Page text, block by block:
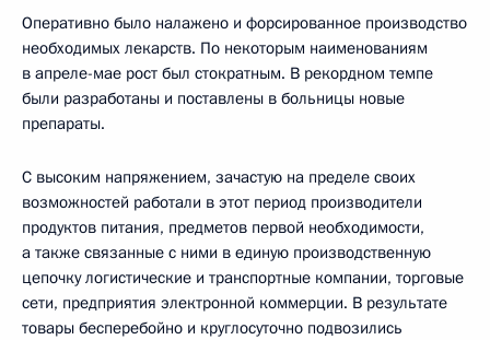
Оперативно было налажено и форсированное производство
необходимых лекарств. По некоторым наименованиям
в апреле-мае рост был стократным. В рекордном темпе
были разработаны и поставлены в больницы новые
препараты.
С высоким напряжением, зачастую на пределе своих
возможностей работали в этот период производители
продуктов питания, предметов первой необходимости,
а также связанные с ними в единую производственную
цепочку логистические и транспортные компании, торговые
сети, предприятия электронной коммерции. В результате
товары бесперебойно и круглосуточно подвозились